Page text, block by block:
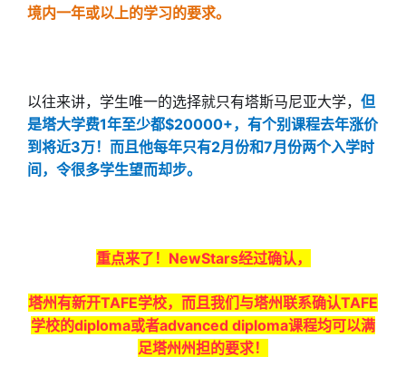
境内一年或以上的学习的要求。
以往来讲，学生唯一的选择就只有塔斯马尼亚大学， 但
是塔大学费1年至少都$20000+，有个别课程去年涨价
到将近3万！而且他每年只有2月份和7月份两个入学时
间，令很多学生望而却步。
重点来了！NewStars经过确认，
塔州有新开TAFE学校，而且我们与塔州联系确认TAFE
学校的diploma或者advanced diploma课程均可以满
足塔州州担的要求！